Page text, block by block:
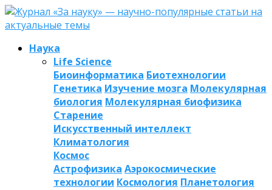
Наука
Life Science
Биоинформатика Биотехнологии
Генетика Изучение мозга Молекулярная
биология Молекулярная биофизика
Старение
Искусственный интеллект
Климатология
Космос
Астрофизика Аэрокосмические
технологии Космология Планетология